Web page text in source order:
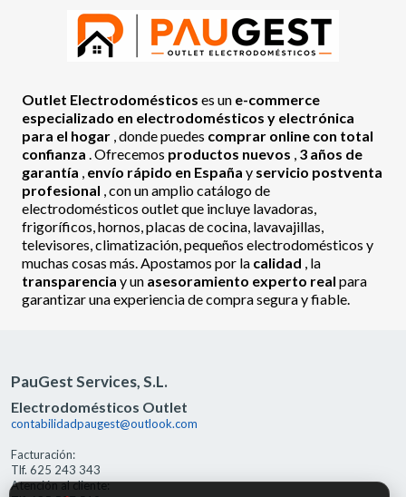
Outlet Electrodomésticos es un e-commerce
especializado en electrodomésticos y electrónica
para el hogar , donde puedes comprar online con total
confianza . Ofrecemos productos nuevos , 3 años de
garantía , envío rápido en España y servicio postventa
profesional , con un amplio catálogo de
electrodomésticos outlet que incluye lavadoras,
frigoríficos, hornos, placas de cocina, lavavajillas,
televisores, climatización, pequeños electrodomésticos y
muchas cosas más. Apostamos por la calidad , la
transparencia y un asesoramiento experto real para
garantizar una experiencia de compra segura y fiable.
PauGest Services, S.L.
Electrodomésticos Outlet
contabilidadpaugest@outlook.com
Facturación:
Tlf. 625 243 343
Atención al cliente: